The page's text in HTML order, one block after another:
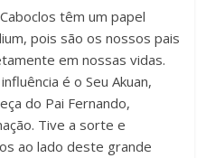
têm um papel
pois são os nossos pais
em nossas vidas.
é o Seu Akuan,
do Pai Fernando,
Tive a sorte e
ao lado deste grande